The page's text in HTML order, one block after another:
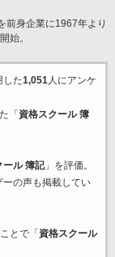
前身企業に1967年より
始。
した1,051人にアンケ
「 資格スクール 簿
ール 簿記」を評価。
の声も掲載してい
とで「 資格スクール